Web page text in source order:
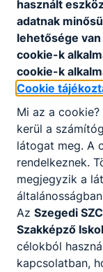
használt
adatnak
lehetősége
cookie-k
cookie-k
Cookie
Mi az a
kerül a
látogat meg. A
rendelkeznek.
megjegyzik a
Az Szegedi
Szakképző
célokból
kapcsolatban,